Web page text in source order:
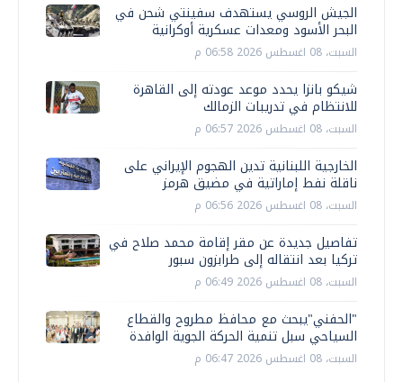
الجيش الروسي يستهدف سفينتي شحن في
البحر الأسود ومعدات عسكرية أوكرانية
السبت، 08 اغسطس 2026 06:58 م
شيكو بانزا يحدد موعد عودته إلى القاهرة
للانتظام في تدريبات الزمالك
السبت، 08 اغسطس 2026 06:57 م
الخارجية اللبنانية تدين الهجوم الإيراني على
ناقلة نفط إماراتية في مضيق هرمز
السبت، 08 اغسطس 2026 06:56 م
تفاصيل جديدة عن مقر إقامة محمد صلاح في
تركيا بعد انتقاله إلى طرابزون سبور
السبت، 08 اغسطس 2026 06:49 م
"الحفني"يبحث مع محافظ مطروح والقطاع
السياحي سبل تنمية الحركة الجوية الوافدة
السبت، 08 اغسطس 2026 06:47 م